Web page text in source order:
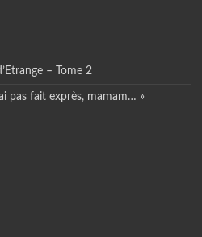
– Tome 2
pas fait exprès, mamam… »